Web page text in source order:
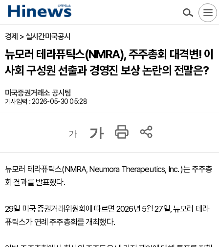
경제 > 실시간미국공시
뉴모러 테라퓨틱스(NMRA), 주주총회 대격변! 이
사회 구성원 선출과 경영진 보상 논란의 전말은?
미국증권거래소 공시팀
기사입력 : 2026-05-30 05:28
가 가
뉴모러 테라퓨틱스(NMRA, Neumora Therapeutics, Inc. )는 주주총
회 결과를 발표했다.
29일 미국 증권거래위원회에 따르면 2026년 5월 27일, 뉴모러 테라
퓨틱스가 연례 주주총회를 개최했다.